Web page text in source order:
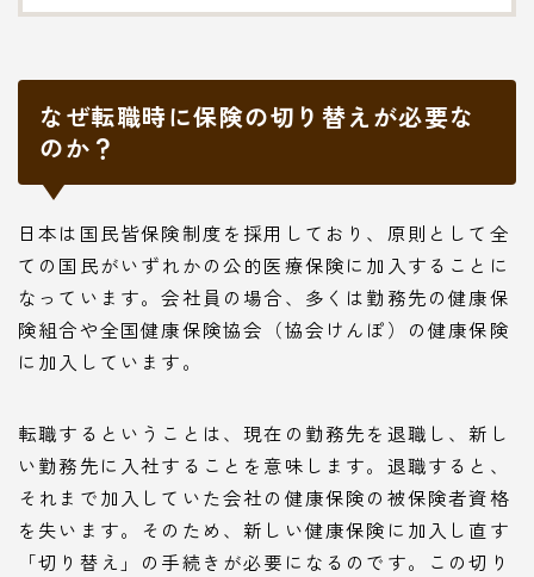
なぜ転職時に保険の切り替えが必要な
のか？
日本は国民皆保険制度を採用しており、原則として全
ての国民がいずれかの公的医療保険に加入することに
なっています。会社員の場合、多くは勤務先の健康保
険組合や全国健康保険協会（協会けんぽ）の健康保険
に加入しています。
転職するということは、現在の勤務先を退職し、新し
い勤務先に入社することを意味します。退職すると、
それまで加入していた会社の健康保険の被保険者資格
を失います。そのため、新しい健康保険に加入し直す
「切り替え」の手続きが必要になるのです。この切り